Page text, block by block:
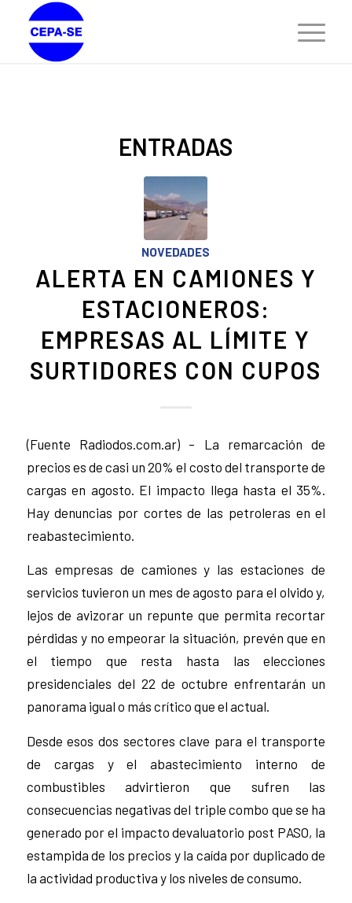
ENTRADAS
NOVEDADES
ALERTA EN CAMIONES Y
ESTACIONEROS:
EMPRESAS AL LÍMITE Y
SURTIDORES CON CUPOS
(Fuente Radiodos.com.ar) – La remarcación de
precios es de casi un 20% el costo del transporte de
cargas en agosto. El impacto llega hasta el 35%.
Hay denuncias por cortes de las petroleras en el
reabastecimiento.
Las empresas de camiones y las estaciones de
servicios tuvieron un mes de agosto para el olvido y,
lejos de avizorar un repunte que permita recortar
pérdidas y no empeorar la situación, prevén que en
el tiempo que resta hasta las elecciones
presidenciales del 22 de octubre enfrentarán un
panorama igual o más crítico que el actual.
Desde esos dos sectores clave para el transporte
de cargas y el abastecimiento interno de
combustibles advirtieron que sufren las
consecuencias negativas del triple combo que se ha
generado por el impacto devaluatorio post PASO, la
estampida de los precios y la caída por duplicado de
la actividad productiva y los niveles de consumo.